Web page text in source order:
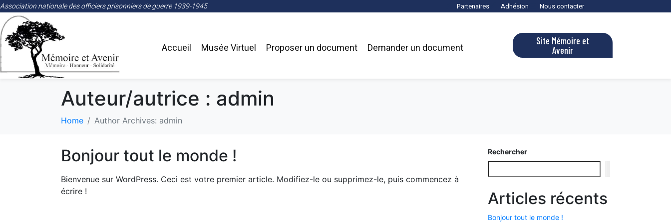
Association nationale des officiers prisonniers de guerre 1939-1945 Partenaires Adhésion Nous contacter
Accueil Musée Virtuel Proposer un document Demander un document
Site Mémoire et
Avenir
Auteur/autrice : admin
Home Author Archives: admin
Bonjour tout le monde !
Bienvenue sur WordPress. Ceci est votre premier article. Modifiez-le ou supprimez-le, puis commencez à
écrire !
Rechercher
Articles récents
Bonjour tout le monde !